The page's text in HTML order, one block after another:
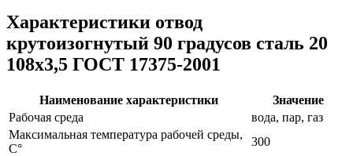
Характеристики отвод
крутоизогнутый 90 градусов сталь 20
108x3,5 ГОСТ 17375-2001
Наименование характеристики
Значение
Рабочая среда
вода, пар, газ
Максимальная температура рабочей среды,
С°
300